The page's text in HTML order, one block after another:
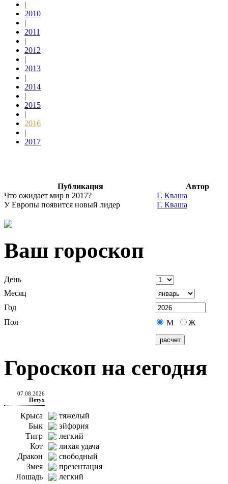
|
2010
|
2011
|
2012
|
2013
|
2014
|
2015
|
2016
|
2017
Публикация
Автор
Что ожидает мир в 2017?
Г. Кваша
У Европы появится новый лидер
Г. Кваша
Ваш гороскоп
День
Месяц
Год
Пол
М Ж
Гороскоп на сегодня
07.08.2026
Петух
Крыса
тяжелый
Бык
эйфория
Тигр
легкий
Кот
лихая удача
Дракон
свободный
Змея
презентация
Лошадь
легкий